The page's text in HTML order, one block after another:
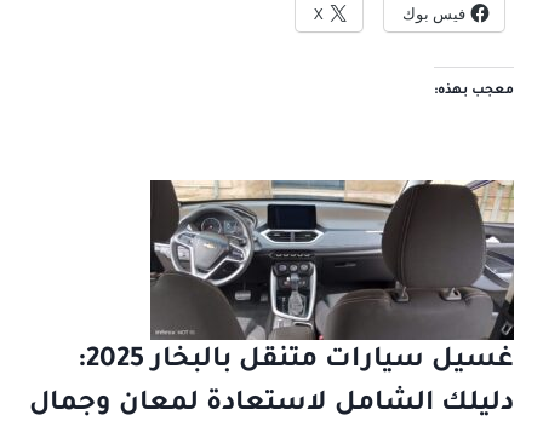
فيس بوك X
معجب بهذه:
غسيل سيارات متنقل بالبخار 2025:
دليلك الشامل لاستعادة لمعان وجمال